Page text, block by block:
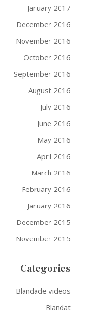
January 2017
December 2016
November 2016
October 2016
September 2016
August 2016
July 2016
June 2016
May 2016
April 2016
March 2016
February 2016
January 2016
December 2015
November 2015
Categories
Blandade videos
Blandat